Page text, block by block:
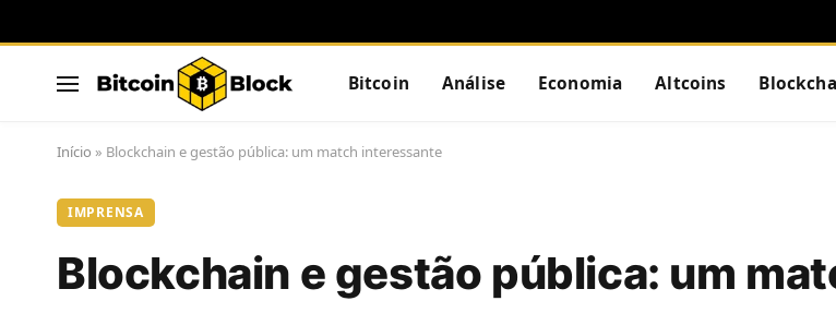
Bitcoin Análise Economia Altcoins
Início » Blockchain e gestão pública: um match interessante
IMPRENSA
Blockchain e gestão pública: um